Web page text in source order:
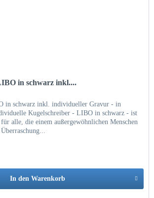
in schwarz inkl....
in schwarz inkl. individueller Gravur - in
Kugelschreiber - LIBO in schwarz - ist
für alle, die einem außergewöhnlichen Menschen
In den Warenkorb